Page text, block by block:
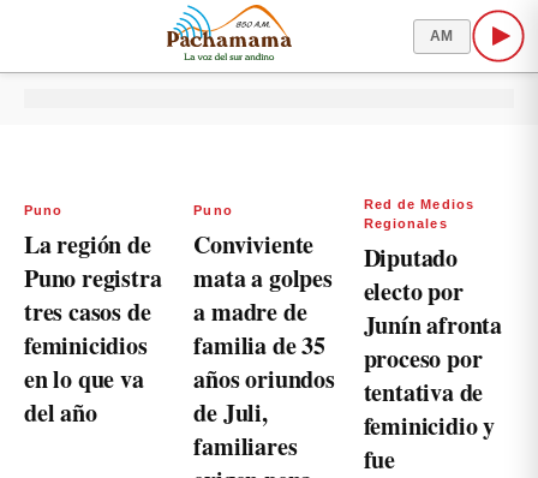
AM
Puno
La región de
Puno registra
tres casos de
feminicidios
en lo que va
del año
Puno
Conviviente
mata a golpes
a madre de
familia de 35
años oriundos
de Juli,
familiares
Red de Medios
Regionales
Diputado
electo por
Junín afronta
proceso por
tentativa de
feminicidio y
fue